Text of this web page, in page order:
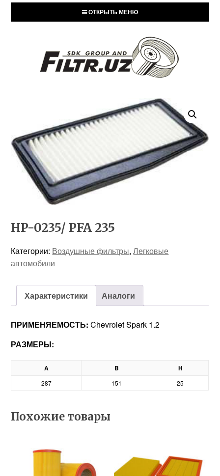
ОТКРЫТЬ МЕНЮ
HP-0235/ PFA 235
Категории: Воздушные фильтры,Легковые
автомобили
Характеристики Аналоги
ПРИМЕНЯЕМОСТЬ:Chevrolet Spark 1.2
РАЗМЕРЫ:
A B H
287 151 25
Похожие товары